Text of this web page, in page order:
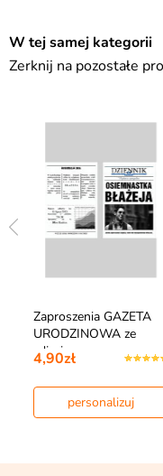
W tej samej kategorii
Zerknij na pozostałe
Zaproszenia GAZETA
URODZINOWA ze
zdjęciem
4,90zł
personalizuj